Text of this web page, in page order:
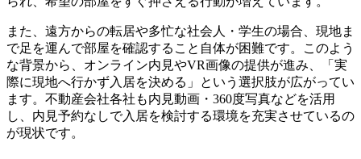
また、遠方からの転居や多忙な社会人・学生の場合、現地ま
で足を運んで部屋を確認すること自体が困難です。このよう
な背景から、オンライン内見やVR画像の提供が進み、「実
際に現地へ行かず入居を決める」という選択肢が広がってい
ます。不動産会社各社も内見動画・360度写真などを活用
し、内見予約なしで入居を検討する環境を充実させているの
が現状です。